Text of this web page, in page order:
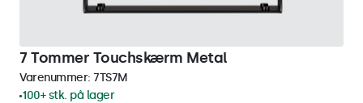
7 Tommer Touchskærm Metal
Varenummer: 7TS7M
100+ stk. på lager